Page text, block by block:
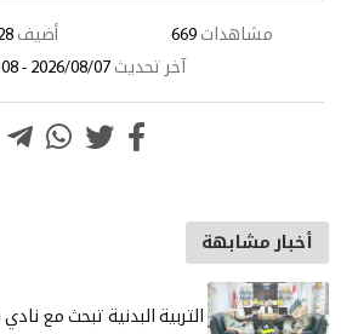
أضيف 2026/04/28 - 5:33 PM
البدنية تبحث مع نادي فرناس تطوير الرياضات